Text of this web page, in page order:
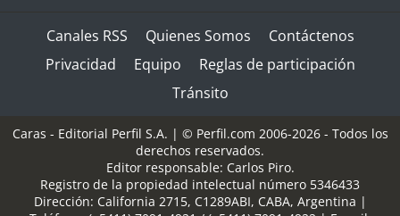
Canales RSS Quienes Somos
Contáctenos
Privacidad
Equipo
Reglas de participación
Tránsito
Caras - Editorial Perfil S.A. | © Perfil.com 2006-2026 - Todos los
derechos reservados.
Editor responsable: Carlos Piro.
Registro de la propiedad intelectual número 5346433
Dirección: California 2715, C1289ABI, CABA, Argentina |